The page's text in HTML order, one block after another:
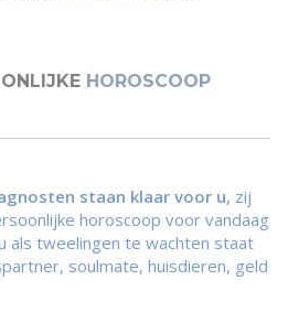
HOROSCOOP
staan klaar voor u, zij
horoscoop voor vandaag
als tweelingen te wachten staat
soulmate, huisdieren, geld